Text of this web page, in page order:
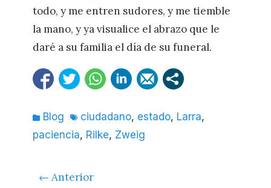
todo, y me entren sudores, y me tiemble
la mano, y ya visualice el abrazo que le
daré a su familia el día de su funeral.
Categorías
Blog Etiquetas
ciudadano, estado, Larra,
paciencia, Rilke, Zweig
Navegación
← Anterior